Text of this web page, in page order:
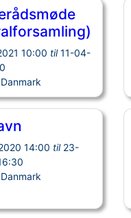
10:00 til 11-04-
14:00 til 23-